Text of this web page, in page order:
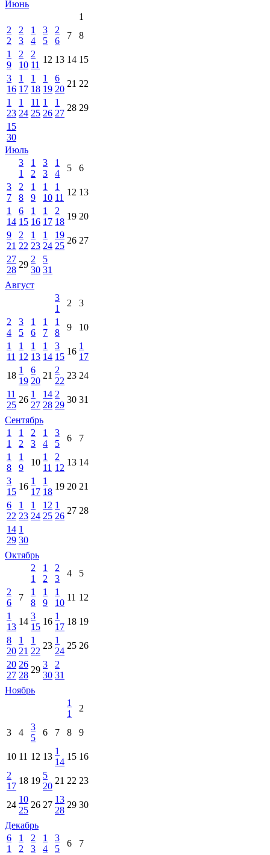
Июнь
1
2
2
2
3
1
4
3
5
2
6
7
8
1
9
2
10
2
11
12 13 14 15
3
16
1
17
1
18
1
19
6
20
21 22
1
23
1
24
11
25
1
26
1
27
28 29
15
30
Июль
3
1
1
2
3
3
1
4
5
6
3
7
2
8
1
9
1
10
1
11
12 13
1
14
6
15
1
16
1
17
2
18
19 20
9
21
2
22
1
23
1
24
19
25
26 27
27
28
29
2
30
5
31
Август
3
1
2
3
2
4
3
5
1
6
1
7
1
8
9
10
1
11
1
12
1
13
1
14
3
15
16
1
17
18
1
19
6
20
21
2
22
23 24
11
25
26
1
27
14
28
2
29
30 31
Сентябрь
1
1
1
2
2
3
1
4
3
5
6
7
1
8
1
9
10
1
11
2
12
13 14
3
15
16
1
17
1
18
19 20 21
6
22
1
23
1
24
12
25
1
26
27 28
14
29
1
30
Октябрь
2
1
1
2
2
3
4
5
2
6
7
1
8
1
9
1
10
11 12
1
13
14
3
15
16
1
17
18 19
8
20
1
21
1
22
23
1
24
25 26
20
27
26
28
29
3
30
2
31
Ноябрь
1
1
2
3 4
3
5
6 7 8 9
10 11 12 13
1
14
15 16
2
17
18 19
5
20
21 22 23
24
10
25
26 27
13
28
29 30
Декабрь
6
1
1
2
2
3
1
4
3
5
6
7